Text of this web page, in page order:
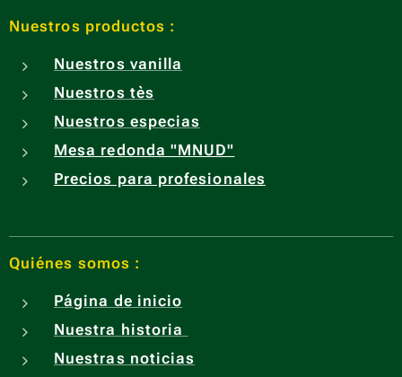
Nuestros productos :
Nuestros vanilla
Nuestros tès
Nuestros especias
Mesa redonda "MNUD"
Precios para profesionales
Quiénes somos :
Página de inicio
Nuestra historia
Nuestras noticias